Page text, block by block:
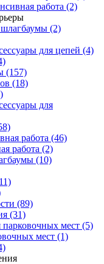
работа (2)
(2)
для цепей (4)
(157)
(18)
для
работа (46)
работа (2)
(10)
(89)
(31)
парковочных мест (5)
мест (1)